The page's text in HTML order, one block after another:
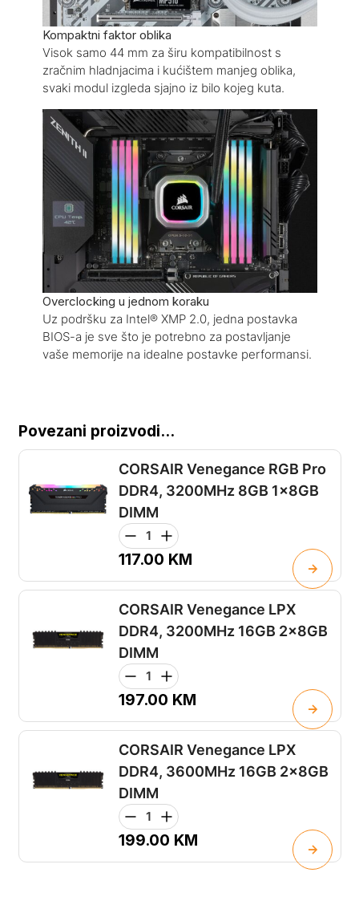
Kompaktni faktor oblika
Visok samo 44 mm za širu kompatibilnost s
zračnim hladnjacima i kućištem manjeg oblika,
svaki modul izgleda sjajno iz bilo kojeg kuta.
Overclocking u jednom koraku
Uz podršku za Intel® XMP 2.0, jedna postavka
BIOS-a je sve što je potrebno za postavljanje
vaše memorije na idealne postavke performansi.
Povezani proizvodi...
CORSAIR Venegance RGB Pro
DDR4, 3200MHz 8GB 1x8GB
DIMM
117.00 KM
CORSAIR Venegance LPX
DDR4, 3200MHz 16GB 2x8GB
DIMM
197.00 KM
CORSAIR Venegance LPX
DDR4, 3600MHz 16GB 2x8GB
DIMM
199.00 KM